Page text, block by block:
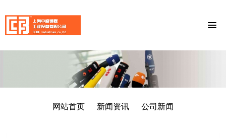
网站首页 新闻资讯 公司新闻